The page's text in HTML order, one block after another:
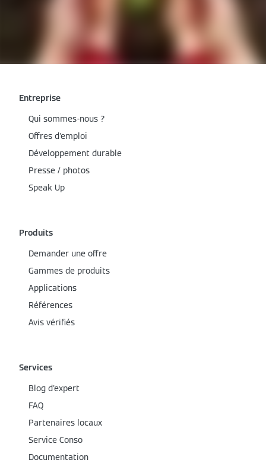
Entreprise
Qui sommes-nous ?
Offres d'emploi
Développement durable
Presse / photos
Speak Up
Produits
Demander une offre
Gammes de produits
Applications
Références
Avis vérifiés
Services
Blog d'expert
FAQ
Partenaires locaux
Service Conso
Documentation